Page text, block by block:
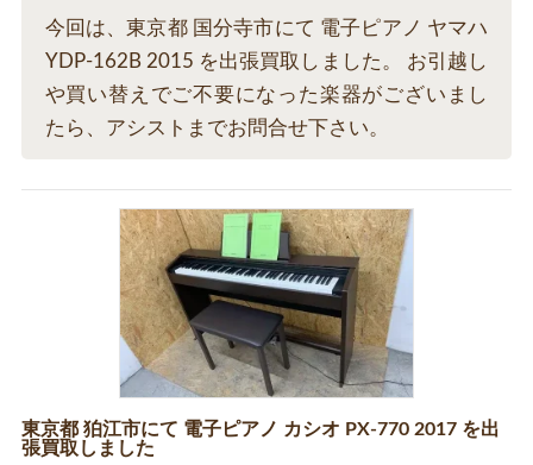
今回は、東京都 国分寺市にて 電子ピアノ ヤマハ
YDP-162B 2015 を出張買取しました。 お引越し
や買い替えでご不要になった楽器がございまし
たら、アシストまでお問合せ下さい。
東京都 狛江市にて 電子ピアノ カシオ PX-770 2017 を出
張買取しました